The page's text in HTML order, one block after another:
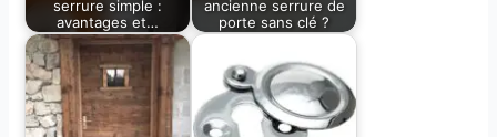
serrure simple :
avantages et…
ancienne serrure de
porte sans clé ?